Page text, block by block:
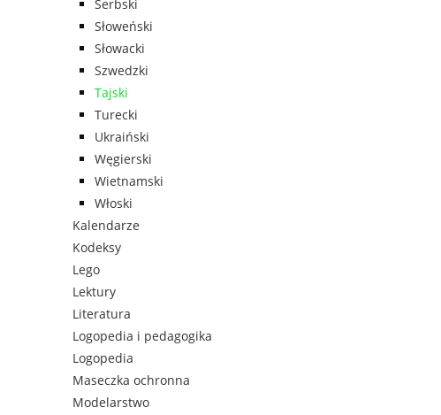
Serbski
Słoweński
Słowacki
Szwedzki
Tajski
Turecki
Ukraiński
Węgierski
Wietnamski
Włoski
Kalendarze
Kodeksy
Lego
Lektury
Literatura
Logopedia i pedagogika
Logopedia
Maseczka ochronna
Modelarstwo